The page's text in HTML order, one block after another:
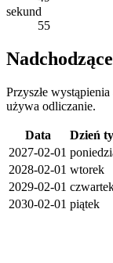
sekund
55
Przyszłe
używa odliczanie.
Data
Dzień
2027-02-01
2028-02-01 wtorek
2029-02-01
2030-02-01 piątek